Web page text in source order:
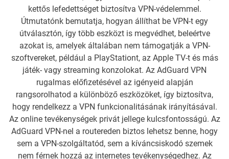
kettős lefedettséget biztosítva VPN-védelemmel.
Útmutatónk bemutatja, hogyan állíthat be VPN-t egy
útválasztón, így több eszközt is megvédhet, beleértve
azokat is, amelyek általában nem támogatják a VPN-
szoftvereket, például a PlayStationt, az Apple TV-t és más
játék- vagy streaming konzolokat. Az AdGuard VPN
rugalmas előfizetésével az igényeid alapján
rangsorolhatod a különböző eszközöket, így biztosítva,
hogy rendelkezz a VPN funkcionalitásának irányításával.
Az online tevékenységek privát jellege kulcsfontosságú. Az
AdGuard VPN-nel a routereden biztos lehetsz benne, hogy
sem a VPN-szolgáltatód, sem a kíváncsiskodó szemek
nem férnek hozzá az internetes tevékenységedhez. Az